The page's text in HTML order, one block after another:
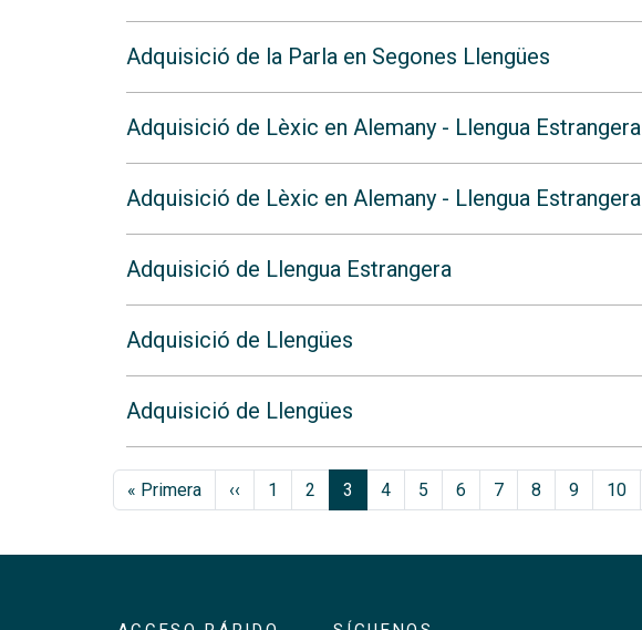
Adquisició de la Parla en Segones Llengües
Adquisició de Lèxic en Alemany - Llengua Estrangera
Adquisició de Lèxic en Alemany - Llengua Estrangera
Adquisició de Llengua Estrangera
Adquisició de Llengües
Adquisició de Llengües
« PrimeraPrimera página
‹‹ Página anterior
1 2 3 4 5 6 7 8 9 10